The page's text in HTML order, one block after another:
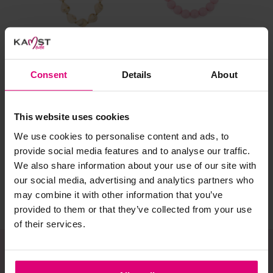
Consent Details About
This website uses cookies
We use cookies to personalise content and ads, to
provide social media features and to analyse our traffic.
We also share information about your use of our site with
our social media, advertising and analytics partners who
may combine it with other information that you’ve
provided to them or that they’ve collected from your use
of their services.
Doe de wasmachine niet te vol. Dat voorkomt
kreuken/wrijving.
Gebruik een waszakje voor poreuze materialen en/of
artikelen met kraaltjes/steentjes.
Selecteer het wasgoed op kleur en was met een passend
Gebreide kledingstukken (met of zonder wol):
Allereerst: stel het wassen zo lang mogelijk uit.
Was in de wasmachine op een wol-programma. Dit
voorkomt wrijving en pilling.
Was zo koud mogelijk.
Ketting kegels
€ 10.77
€ 17.95
€ 3.57
€ 5.95